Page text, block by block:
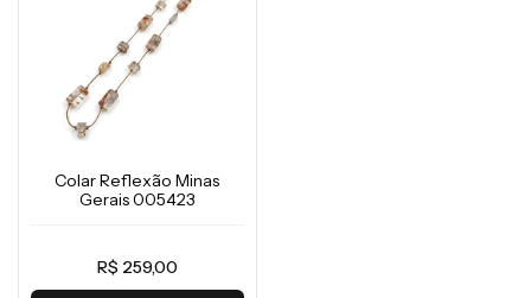
Colar Reflexão Minas
Gerais 005423
R$ 259,00